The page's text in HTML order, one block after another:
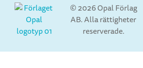
© 2026 Opal Förlag
AB. Alla rättigheter
reserverade.